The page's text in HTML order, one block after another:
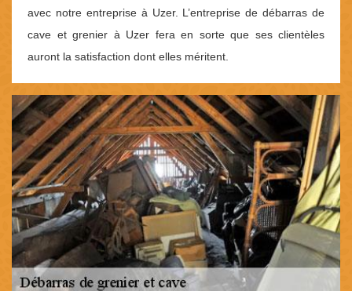
avec notre entreprise à Uzer. L’entreprise de débarras de
cave et grenier à Uzer fera en sorte que ses clientèles
auront la satisfaction dont elles méritent.